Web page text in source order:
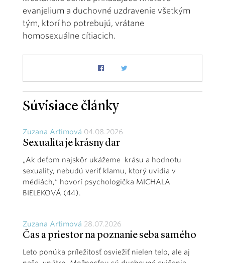
evanjelium a duchovné uzdravenie všetkým
tým, ktorí ho potrebujú, vrátane
homosexuálne cítiacich.
Súvisiace články
Zuzana Artimová 04.08.2026
Sexualita je krásny dar
„Ak deťom najskôr ukážeme krásu a hodnotu
sexuality, nebudú veriť klamu, ktorý uvidia v
médiách,“ hovorí psychologička MICHALA
BIELEKOVÁ (44).
Zuzana Artimová 28.07.2026
Čas a priestor na poznanie seba samého
Leto ponúka príležitosť osviežiť nielen telo, ale aj